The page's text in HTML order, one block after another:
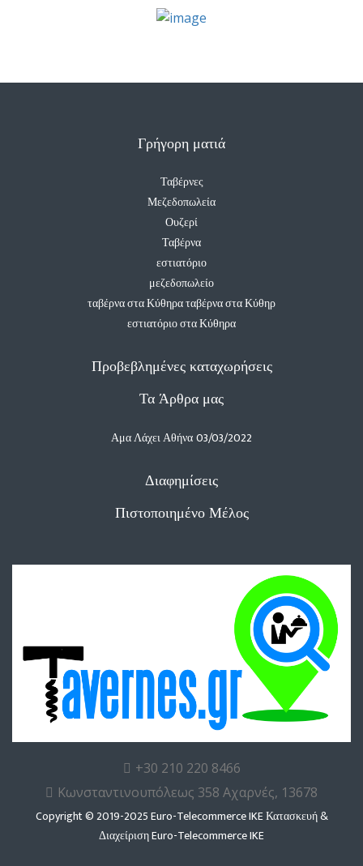
Γρήγορη ματιά
Ταβέρνες
Μεζεδοπωλεία
Ουζερί
Ταβέρνα
εστιατόριο
μεζεδοπωλείο
ταβέρνα στα Κύθηρα ταβέρνα στα Κύθηρ
εστιατόριο στα Κύθηρα
Προβεβλημένες καταχωρήσεις
Τα Άρθρα μας
Αμα Λάχει Αθήνα03/03/2022
Διαφημίσεις
Πιστοποιημένο Μέλος
+30 210 220 8466
Κωνσταντινουπόλεως 358 Αχαρνές, 13678
Copyright © 2019-2025 Euro-Telecommerce IKE Κατασκευή &
ΔιαχείρισηEuro-Telecommerce IKE